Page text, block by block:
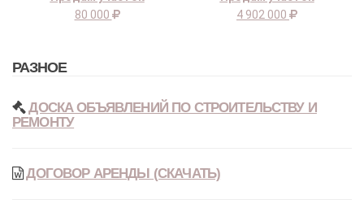
80 000
4 902 000
РАЗНОЕ
ДОСКА ОБЪЯВЛЕНИЙ ПО СТРОИТЕЛЬСТВУ И
РЕМОНТУ
ДОГОВОР АРЕНДЫ (СКАЧАТЬ)